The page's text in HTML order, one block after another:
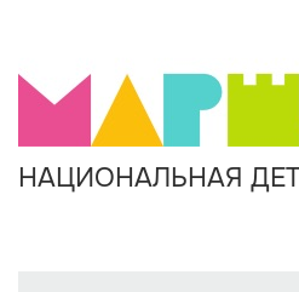
НАЦИОНАЛЬНАЯ